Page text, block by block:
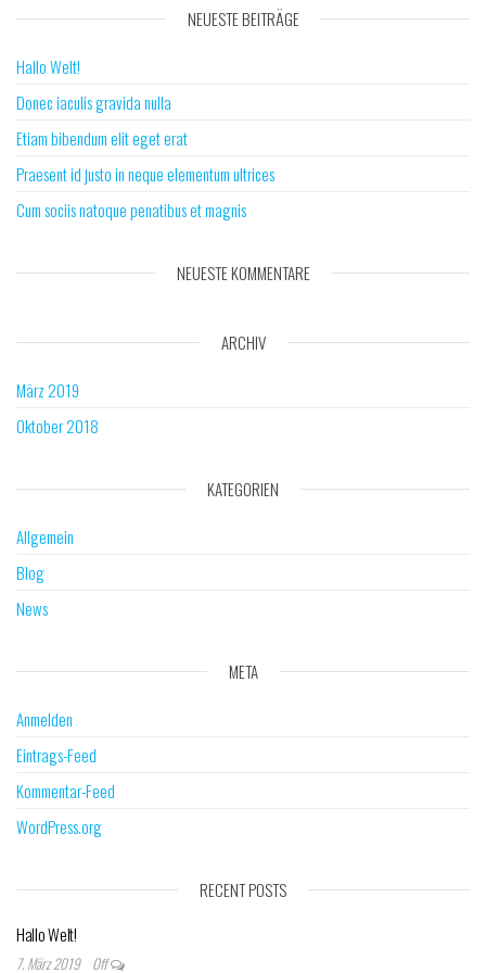
NEUESTE BEITRÄGE
Hallo Welt!
Donec iaculis gravida nulla
Etiam bibendum elit eget erat
Praesent id justo in neque elementum ultrices
Cum sociis natoque penatibus et magnis
NEUESTE KOMMENTARE
ARCHIV
März 2019
Oktober 2018
KATEGORIEN
Allgemein
Blog
News
META
Anmelden
Eintrags-Feed
Kommentar-Feed
WordPress.org
RECENT POSTS
Hallo Welt!
7. März 2019 Off